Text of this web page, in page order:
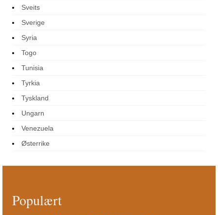
Sveits
Sverige
Syria
Togo
Tunisia
Tyrkia
Tyskland
Ungarn
Venezuela
Østerrike
Populært